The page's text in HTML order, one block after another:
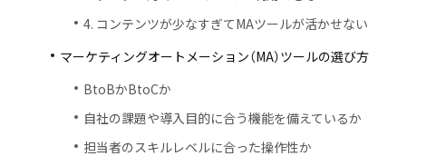
4. コンテンツが少なすぎてMAツールが活かせない
マーケティングオートメーション（MA）ツールの選び方
BtoBかBtoCか
自社の課題や導入目的に合う機能を備えているか
担当者のスキルレベルに合った操作性か